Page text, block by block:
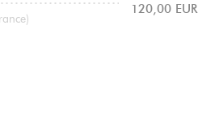
120,00 EUR